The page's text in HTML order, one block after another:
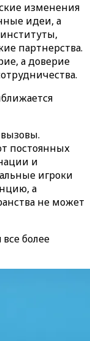
изменения
идеи, а
партнерства.
а доверие
постоянных
и
игроки
а
не может
более